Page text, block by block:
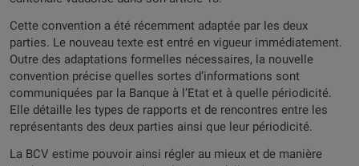
Cette convention a été récemment adaptée par les deux
parties. Le nouveau texte est entré en vigueur immédiatement.
Outre des adaptations formelles nécessaires, la nouvelle
convention précise quelles sortes d’informations sont
communiquées par la Banque à l’Etat et à quelle périodicité.
Elle détaille les types de rapports et de rencontres entre les
représentants des deux parties ainsi que leur périodicité.
La BCV estime pouvoir ainsi régler au mieux et de manière